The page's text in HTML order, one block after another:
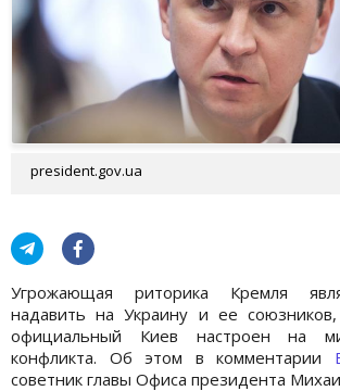
president.gov.ua
Угрожающая риторика Кремля
надавить на Украину и ее
официальный Киев настроен на
конфликта. Об этом в комментарии
советник главы Офиса президента